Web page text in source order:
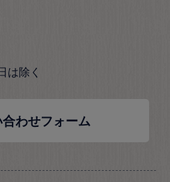
は除く
わせフォーム